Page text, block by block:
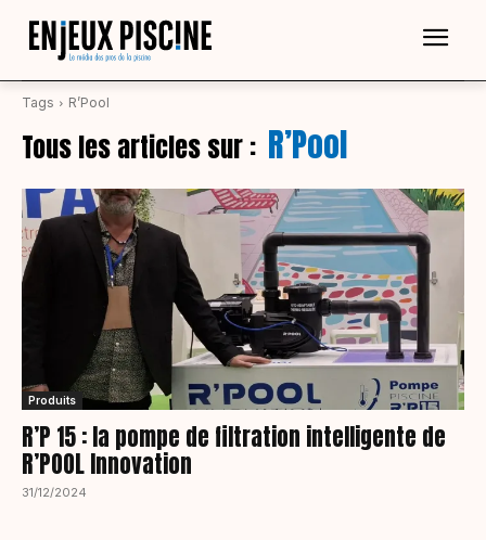
Tags R’Pool
Tous les articles sur : R’Pool
Produits
R’P 15 : la pompe de filtration intelligente de
R’POOL Innovation
31/12/2024